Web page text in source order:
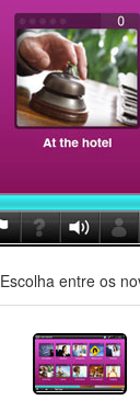
Escolha entre os